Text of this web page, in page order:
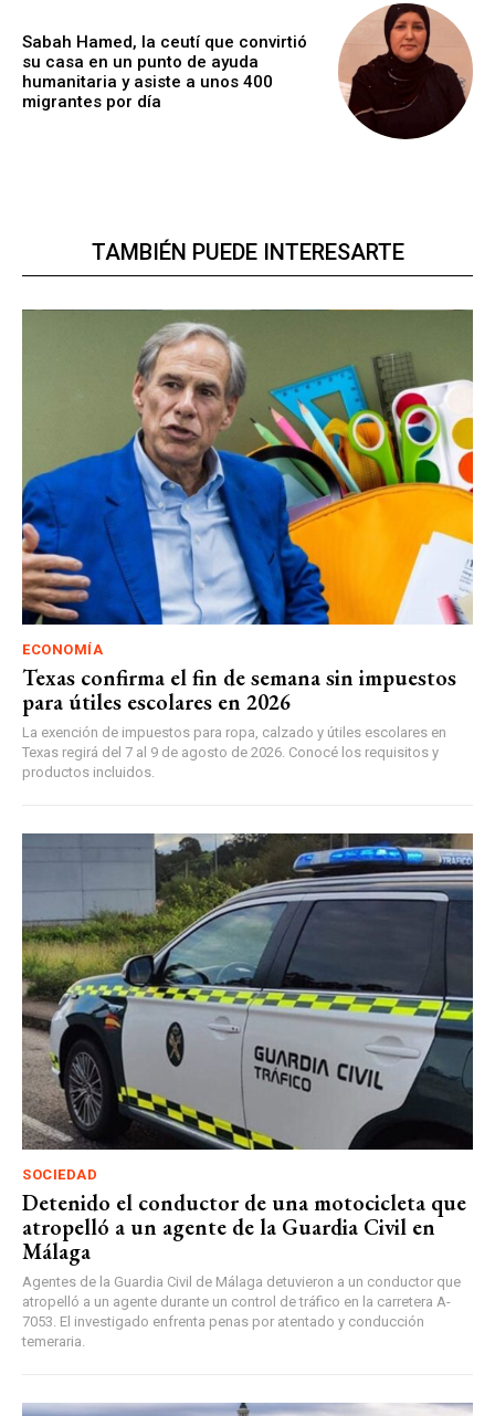
Sabah Hamed, la ceutí que convirtió
su casa en un punto de ayuda
humanitaria y asiste a unos 400
migrantes por día
TAMBIÉN PUEDE INTERESARTE
ECONOMÍA
Texas confirma el fin de semana sin impuestos
para útiles escolares en 2026
La exención de impuestos para ropa, calzado y útiles escolares en
Texas regirá del 7 al 9 de agosto de 2026. Conocé los requisitos y
productos incluidos.
SOCIEDAD
Detenido el conductor de una motocicleta que
atropelló a un agente de la Guardia Civil en
Málaga
Agentes de la Guardia Civil de Málaga detuvieron a un conductor que
atropelló a un agente durante un control de tráfico en la carretera A-
7053. El investigado enfrenta penas por atentado y conducción
temeraria.